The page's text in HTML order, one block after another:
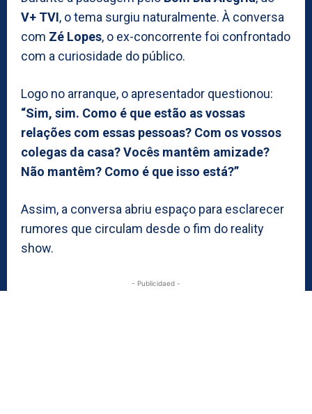
V+ TVI, o tema surgiu naturalmente. À conversa
com Zé Lopes, o ex-concorrente foi confrontado
com a curiosidade do público.
Logo no arranque, o apresentador questionou:
“Sim, sim. Como é que estão as vossas
relações com essas pessoas? Com os vossos
colegas da casa? Vocês mantêm amizade?
Não mantêm? Como é que isso está?”
Assim, a conversa abriu espaço para esclarecer
rumores que circulam desde o fim do reality
show.
- Publicidaed -